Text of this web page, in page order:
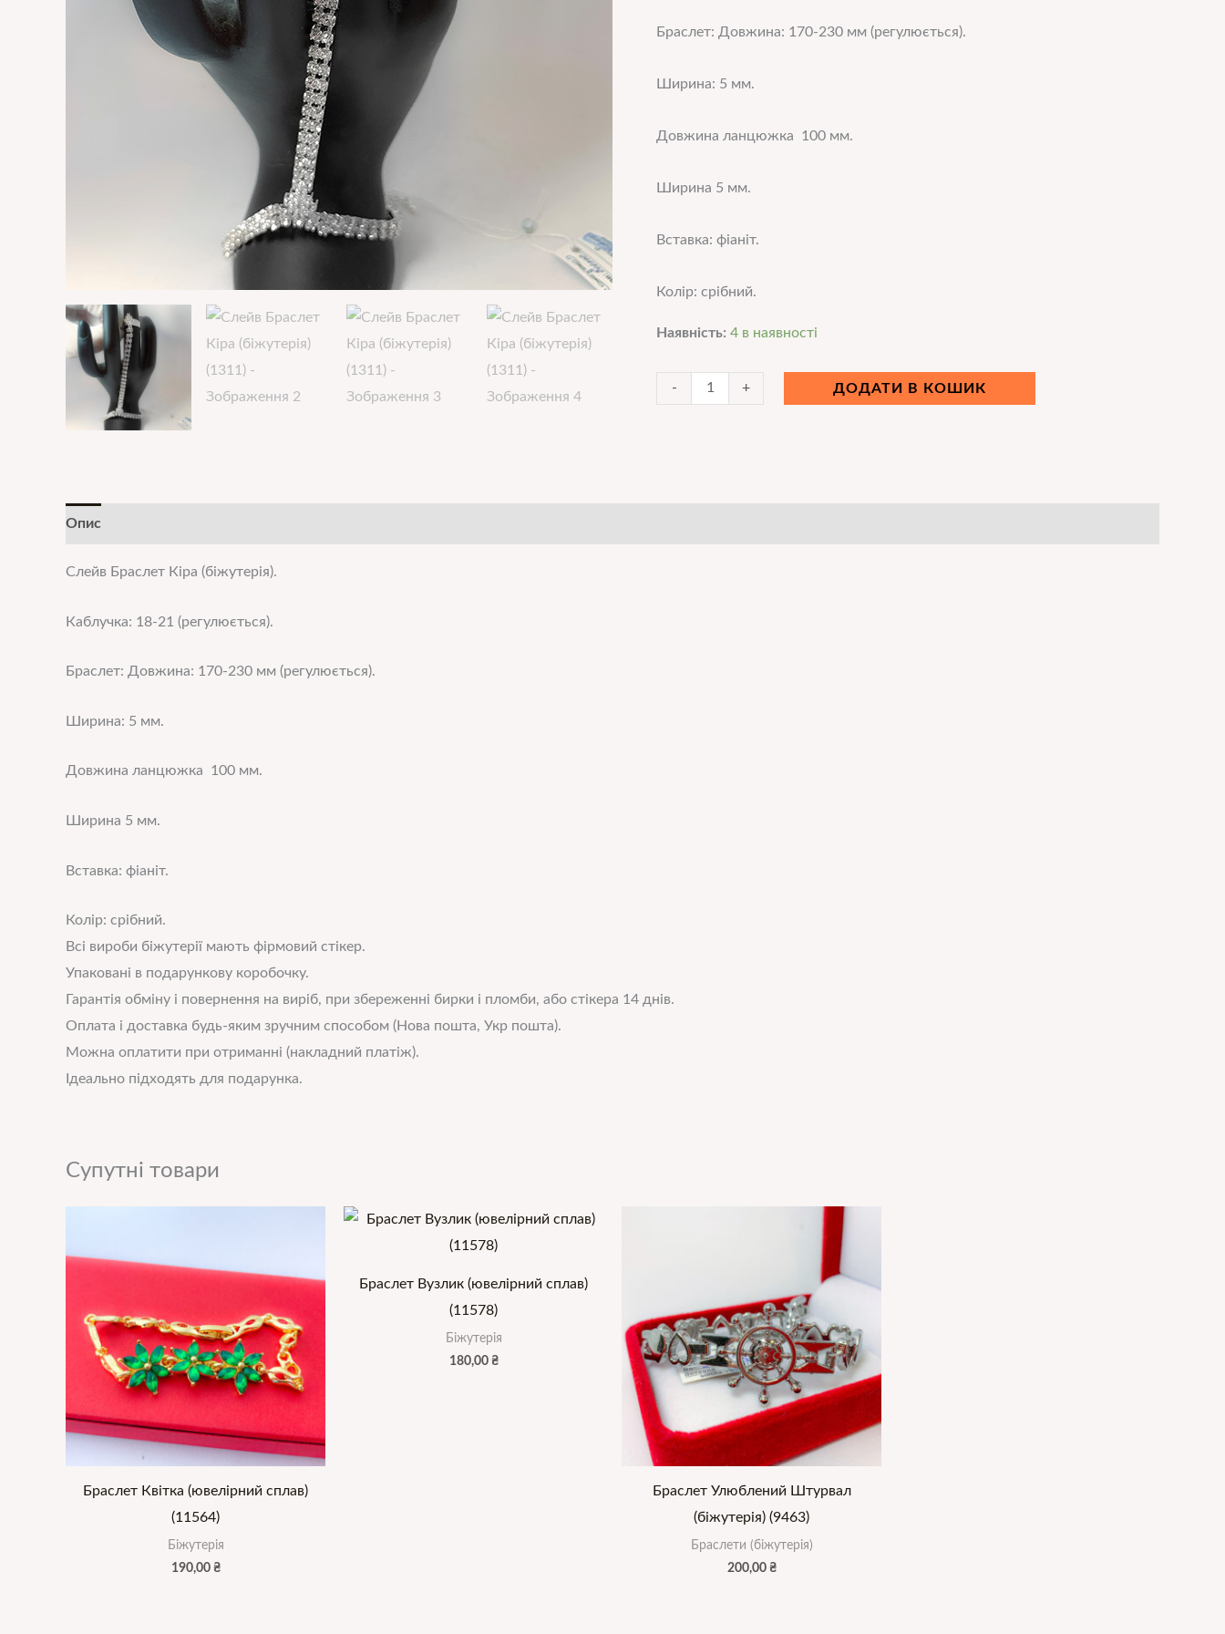
Браслет: Довжина: 170-230 мм (регулюється).
Ширина: 5 мм.
Довжина ланцюжка 100 мм.
Ширина 5 мм.
Вставка: фіаніт.
Колір: срібний.
Наявність: 4 в наявності
- + ДОДАТИ В КОШИК
Опис
Слейв Браслет Кіра (біжутерія).
Каблучка: 18-21 (регулюється).
Браслет: Довжина: 170-230 мм (регулюється).
Ширина: 5 мм.
Довжина ланцюжка 100 мм.
Ширина 5 мм.
Вставка: фіаніт.
Колір: срібний.
Всі вироби біжутерії мають фірмовий стікер.
Упаковані в подарункову коробочку.
Гарантія обміну і повернення на виріб, при збереженні бирки і пломби, або стікера 14 днів.
Оплата і доставка будь-яким зручним способом (Нова пошта, Укр пошта).
Можна оплатити при отриманні (накладний платіж).
Ідеально підходять для подарунка.
Супутні товари
Браслет Квітка (ювелірний сплав)
(11564)
Біжутерія
190,00 ₴
Браслет Вузлик (ювелірний сплав)
(11578)
Біжутерія
180,00 ₴
Браслет Улюблений Штурвал
(біжутерія) (9463)
Браслети (біжутерія)
200,00 ₴